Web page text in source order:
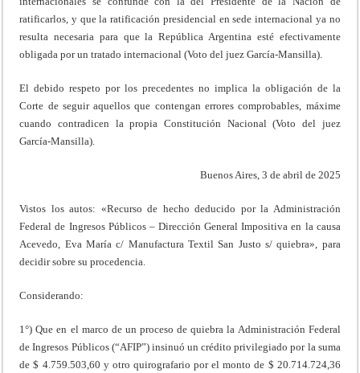
ratificarlos, y que la ratificación presidencial en sede internacional ya no
resulta necesaria para que la República Argentina esté efectivamente
obligada por un tratado internacional (Voto del juez García-Mansilla).
El debido respeto por los precedentes no implica la obligación de la
Corte de seguir aquellos que contengan errores comprobables, máxime
cuando contradicen la propia Constitución Nacional (Voto del juez
García-Mansilla).
Buenos Aires, 3 de abril de 2025
Vistos los autos: «Recurso de hecho deducido por la Administración
Federal de Ingresos Públicos – Dirección General Impositiva en la causa
Acevedo, Eva María c/ Manufactura Textil San Justo s/ quiebra», para
decidir sobre su procedencia.
Considerando:
1°) Que en el marco de un proceso de quiebra la Administración Federal
de Ingresos Públicos (“AFIP”) insinuó un crédito privilegiado por la suma
de $ 4.759.503,60 y otro quirografario por el monto de $ 20.714.724,36